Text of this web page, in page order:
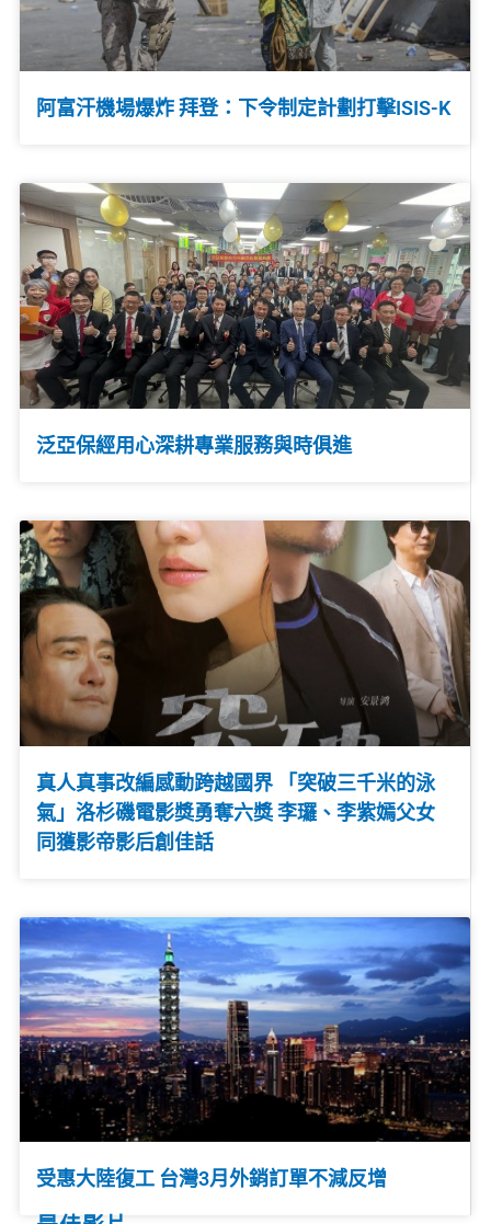
阿富汗機場爆炸 拜登：下令制定計劃打擊ISIS-K
泛亞保經用心深耕專業服務與時俱進
真人真事改編感動跨越國界 「突破三千米的泳
氣」洛杉磯電影獎勇奪六獎 李㼈、李紫嫣父女
同獲影帝影后創佳話
受惠大陸復工 台灣3月外銷訂單不減反增